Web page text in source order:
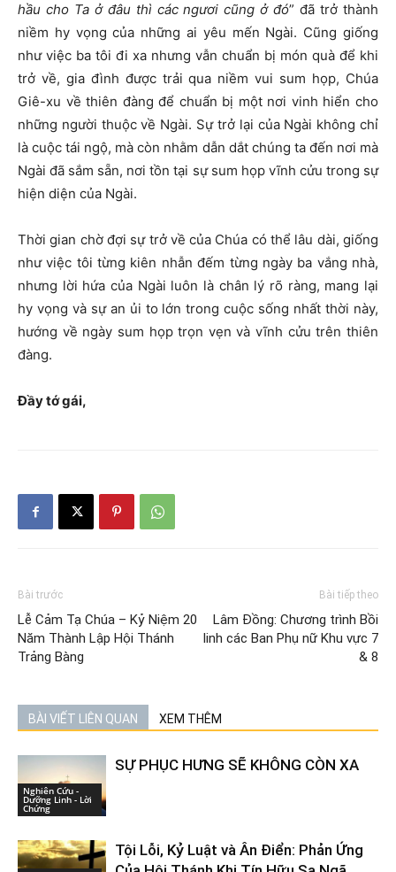
hầu cho Ta ở đâu thì các ngươi cũng ở đó” đã trở thành
niềm hy vọng của những ai yêu mến Ngài. Cũng giống
như việc ba tôi đi xa nhưng vẫn chuẩn bị món quà để khi
trở về, gia đình được trải qua niềm vui sum họp, Chúa
Giê-xu về thiên đàng để chuẩn bị một nơi vinh hiển cho
những người thuộc về Ngài. Sự trở lại của Ngài không chỉ
là cuộc tái ngộ, mà còn nhằm dẫn dắt chúng ta đến nơi mà
Ngài đã sắm sẵn, nơi tồn tại sự sum họp vĩnh cửu trong sự
hiện diện của Ngài.
Thời gian chờ đợi sự trở về của Chúa có thể lâu dài, giống
như việc tôi từng kiên nhẫn đếm từng ngày ba vắng nhà,
nhưng lời hứa của Ngài luôn là chân lý rõ ràng, mang lại
hy vọng và sự an ủi to lớn trong cuộc sống nhất thời này,
hướng về ngày sum họp trọn vẹn và vĩnh cửu trên thiên
đàng.
Đầy tớ gái,
Bài trước
Lễ Cảm Tạ Chúa – Kỷ Niệm 20
Năm Thành Lập Hội Thánh
Trảng Bàng
Bài tiếp theo
Lâm Đồng: Chương trình Bồi
linh các Ban Phụ nữ Khu vực 7
& 8
BÀI VIẾT LIÊN QUAN XEM THÊM
Nghiên Cứu -
Dưỡng Linh - Lời
Chứng
SỰ PHỤC HƯNG SẼ KHÔNG CÒN XA
Tội Lỗi, Kỷ Luật và Ân Điển: Phản Ứng